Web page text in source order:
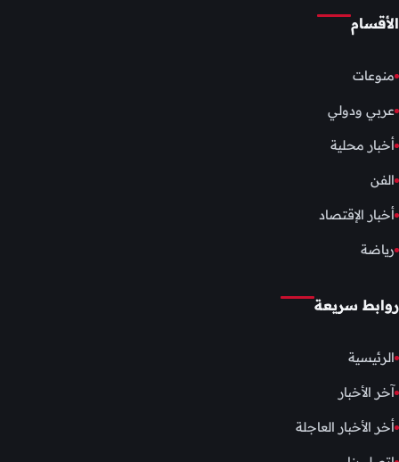
الأقسام
منوعات
عربي ودولي
أخبار محلية
الفن
أخبار الإقتصاد
رياضة
روابط سريعة
الرئيسية
آخر الأخبار
أخر الأخبار العاجلة